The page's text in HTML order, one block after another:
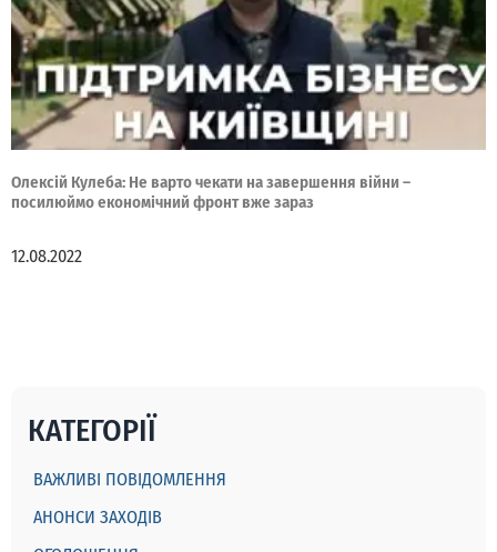
Олексій Кулеба: Не варто чекати на завершення війни –
посилюймо економічний фронт вже зараз
12.08.2022
КАТЕГОРІЇ
ВАЖЛИВІ ПОВІДОМЛЕННЯ
АНОНСИ ЗАХОДІВ